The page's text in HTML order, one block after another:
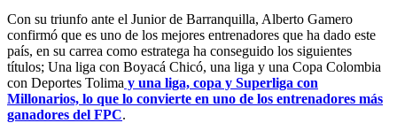
Con su triunfo ante el Junior de Barranquilla, Alberto Gamero
confirmó que es uno de los mejores entrenadores que ha dado este
país, en su carrea como estratega ha conseguido los siguientes
títulos; Una liga con Boyacá Chicó, una liga y una Copa Colombia
con Deportes Tolima y una liga, copa y Superliga con
Millonarios, lo que lo convierte en uno de los entrenadores más
ganadores del FPC.